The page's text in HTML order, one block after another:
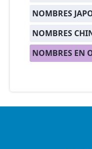
NOMBRES
NOMBRES
NOMBRES EN